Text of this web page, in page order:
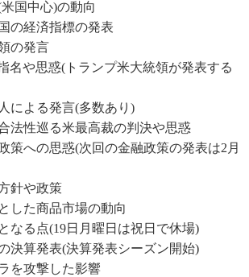
国中心)の動向
の経済指標の発表
の発言
名や思惑(トランプ米大統領が発表する
による発言(多数あり)
法性巡る米最高裁の判決や思惑
策への思惑(次回の金融政策の発表は2月
針や政策
した商品市場の動向
なる点(19日月曜日は祝日で休場)
決算発表(決算発表シーズン開始)
を攻撃した影響